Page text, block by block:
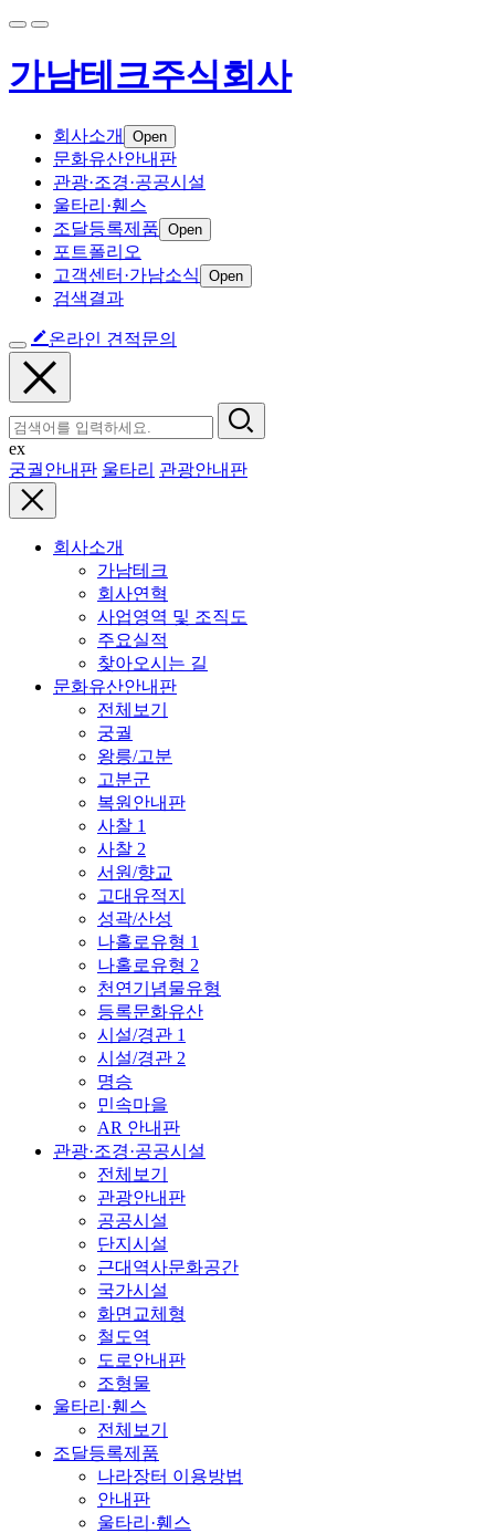
가남테크주식회사
회사소개 Open
문화유산안내판
관광·조경·공공시설
울타리·휀스
조달등록제품 Open
포트폴리오
고객센터·가남소식
Open
검색결과
온라인 견적문의
ex
궁궐안내판 울타리 관광안내판
회사소개
가남테크
회사연혁
사업영역 및 조직도
주요실적
찾아오시는 길
문화유산안내판
전체보기
궁궐
왕릉/고분
고분군
복원안내판
사찰 1
사찰 2
서원/향교
고대유적지
성곽/산성
나홀로유형 1
나홀로유형 2
천연기념물유형
등록문화유산
시설/경관 1
시설/경관 2
명승
민속마을
AR 안내판
관광·조경·공공시설
전체보기
관광안내판
공공시설
단지시설
근대역사문화공간
국가시설
화면교체형
철도역
도로안내판
조형물
울타리·휀스
전체보기
조달등록제품
나라장터 이용방법
안내판
울타리·휀스